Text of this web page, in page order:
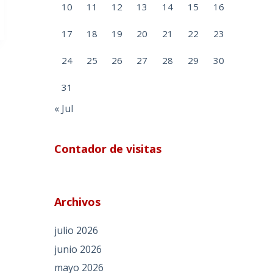
10 11 12 13 14 15 16
17 18 19 20 21 22 23
24 25 26 27 28 29 30
31
« Jul
Contador de visitas
Archivos
julio 2026
junio 2026
mayo 2026